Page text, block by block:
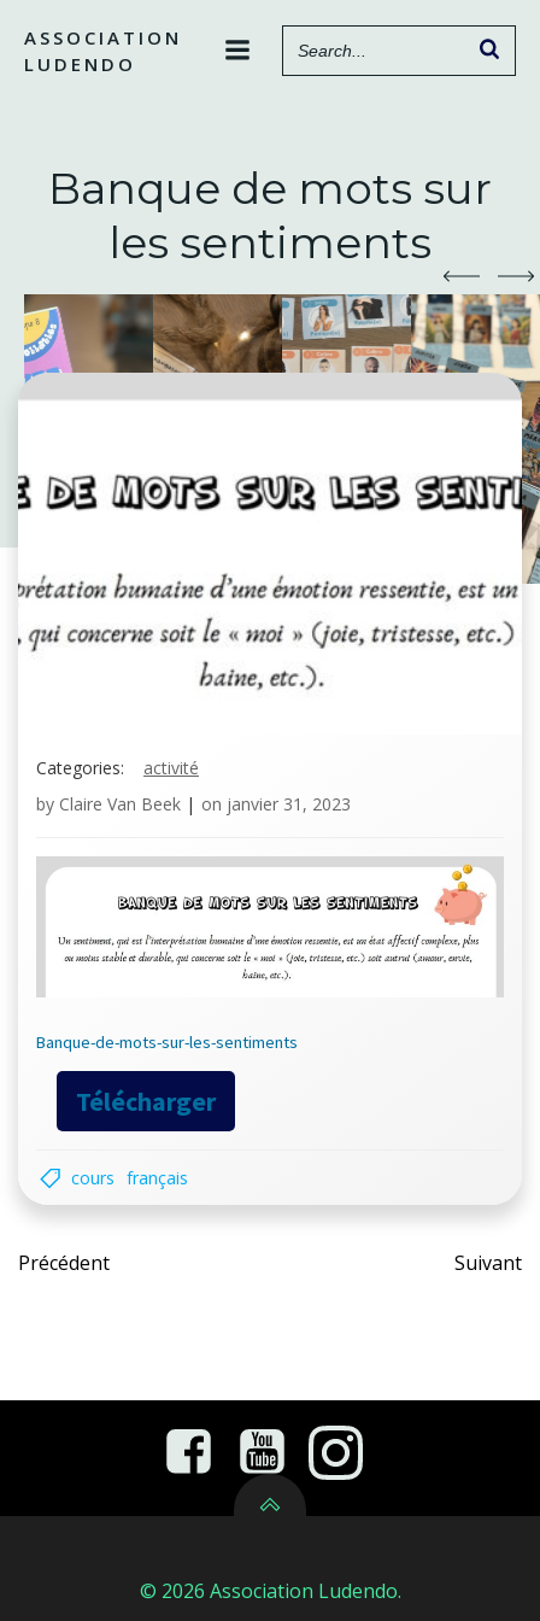
contenu
ASSOCIATION
LUDENDO
Banque de mots sur
les sentiments
Categories:
activité
by Claire Van Beek | on janvier 31, 2023
Banque-de-mots-sur-les-sentiments
Télécharger
cours français
Post
Précédent Suivant
© 2026 Association Ludendo.